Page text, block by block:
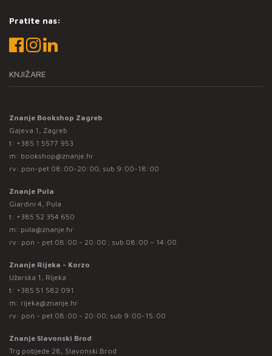
Pratite nas:
KNJIŽARE
Znanje Bookshop Zagreb
Gajeva 1, Zagreb
t: +385 1 5577 953
m: bookshop@znanje.hr
rv: pon-pet 08:00-20:00; sub 9:00-18:00
Znanje Pula
Giardini 4, Pula
t: +385 52 354 650
m: pula@znanje.hr
rv: pon - pet 08:00 - 20:00 ; sub 08:00 – 14:00
Znanje Rijeka - Korzo
Užarska 1, Rijeka
t: +385 51 582 091
m: rijeka@znanje.hr
rv: pon - pet 08:00 - 20:00; sub 9:00-15:00
Znanje Slavonski Brod
Trg pobjede 28, Slavonski Brod